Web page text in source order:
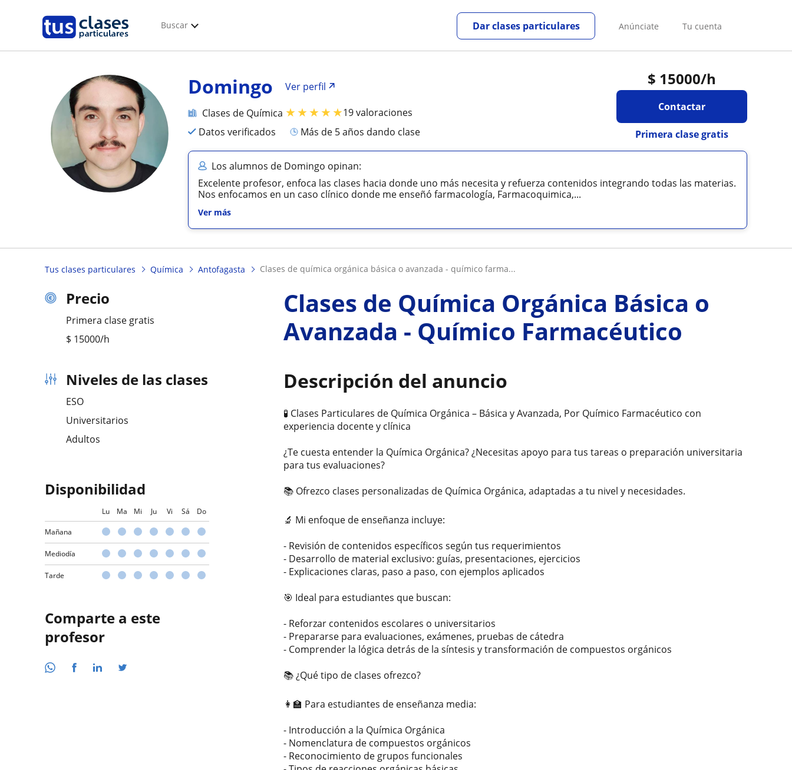
Buscar Anúnciate Tu cuenta
Dar clases particulares
$ 15000/h
Contactar
Primera clase gratis
Domingo Ver perfil
Clases de Química ★★★★★19 valoraciones
Datos verificados
más de 5 años dando clase
Los alumnos de Domingo opinan:
Excelente profesor, enfoca las clases hacia donde uno más necesita y refuerza contenidos integrando todas las materias.
Nos enfocamos en un caso clínico donde me enseñó farmacología, Farmacoquimica,...
Ver más
Tus clases particulares Química Antofagasta clases de química orgánica básica o avanzada - químico farma...
Precio
Primera clase gratis
$ 15000/h
Niveles de las clases
ESO
Universitarios
Adultos
Disponibilidad
Lu Ma Mi Ju Vi Sá Do
Mañana
Mediodía
Tarde
Comparte a este
profesor
Clases de Química Orgánica Básica o
Avanzada - Químico Farmacéutico
Descripción del anuncio
🧪 Clases Particulares de Química Orgánica – Básica y Avanzada, Por Químico Farmacéutico con
experiencia docente y clínica
¿Te cuesta entender la Química Orgánica? ¿Necesitas apoyo para tus tareas o preparación universitaria
para tus evaluaciones?
📚 Ofrezco clases personalizadas de Química Orgánica, adaptadas a tu nivel y necesidades.
🔬 Mi enfoque de enseñanza incluye:
- Revisión de contenidos específicos según tus requerimientos
- Desarrollo de material exclusivo: guías, presentaciones, ejercicios
- Explicaciones claras, paso a paso, con ejemplos aplicados
🎯 Ideal para estudiantes que buscan:
- Reforzar contenidos escolares o universitarios
- Prepararse para evaluaciones, exámenes, pruebas de cátedra
- Comprender la lógica detrás de la síntesis y transformación de compuestos orgánicos
📚 ¿Qué tipo de clases ofrezco?
👩‍🏫 Para estudiantes de enseñanza media:
- Introducción a la Química Orgánica
- Nomenclatura de compuestos orgánicos
- Reconocimiento de grupos funcionales